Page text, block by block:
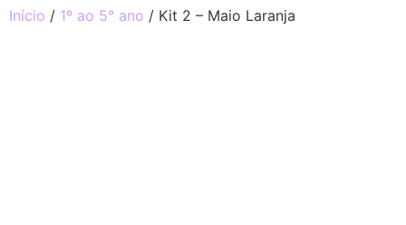
Início / 1º ao 5° ano / Kit 2 – Maio Laranja